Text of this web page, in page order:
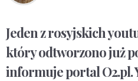
Jeden z rosyjskich
który odtworzono już
informuje portal O2.pl.